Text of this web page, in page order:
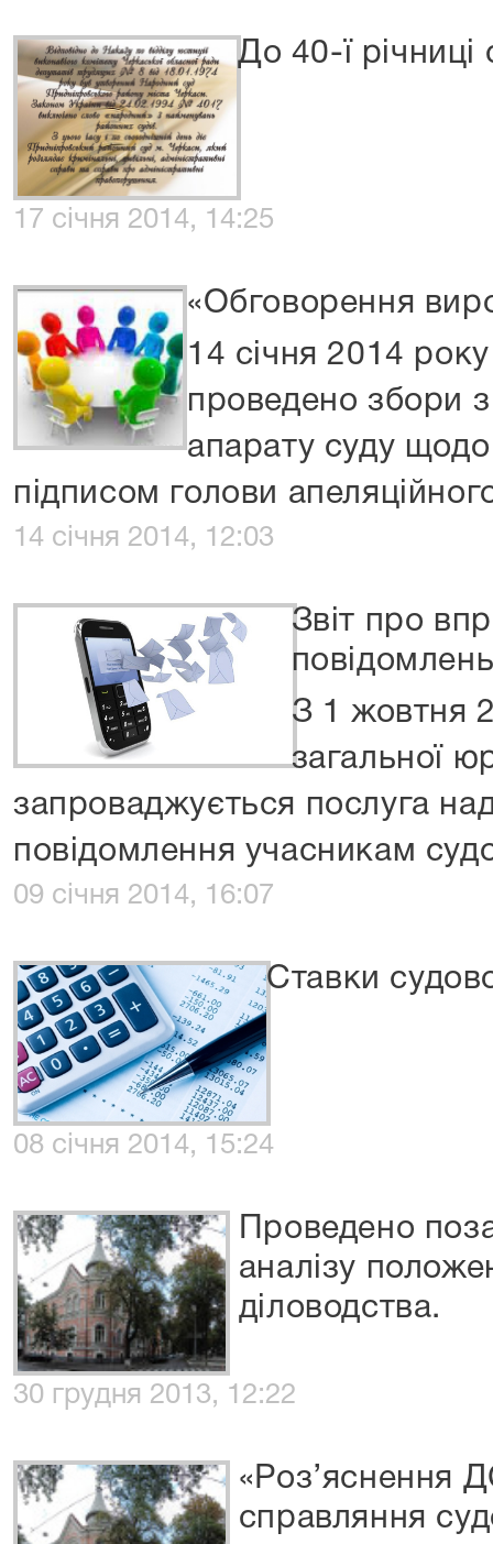
До 40-ї річниці
17 січня 2014, 14:25
«Обговорення
14 січня 2014
проведено збори
апарату суду
підписом голови
14 січня 2014, 12:03
Звіт про
З 1 жовтня
загальної
запроваджується послуга
повідомлення учасникам
09 січня 2014, 16:07
Ставки
08 січня 2014, 15:24
Проведено
аналізу
діловодства.
30 грудня 2013, 12:22
«Роз’яснення
справляння